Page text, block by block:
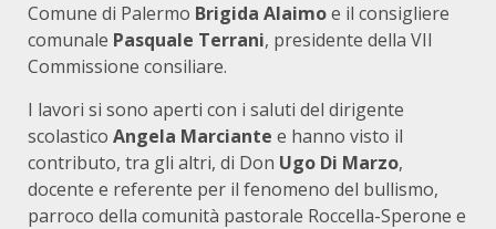
Comune di Palermo Brigida Alaimoe il consigliere
comunale Pasquale Terrani, presidente della VII
Commissione consiliare.
I lavori si sono aperti con i saluti del dirigente
scolastico Angela Marciante e hanno visto il
contributo, tra gli altri, di Don Ugo Di Marzo,
docente e referente per il fenomeno del bullismo,
parroco della comunità pastorale Roccella-Sperone e